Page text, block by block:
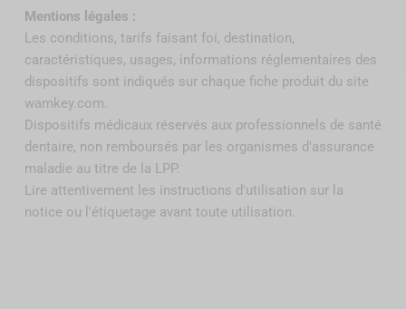
Mentions légales :
Les conditions, tarifs faisant foi, destination,
caractéristiques, usages, informations réglementaires des
dispositifs sont indiqués sur chaque fiche produit du site
wamkey.com.
Dispositifs médicaux réservés aux professionnels de santé
dentaire, non remboursés par les organismes d'assurance
maladie au titre de la LPP.
Lire attentivement les instructions d'utilisation sur la
notice ou l'étiquetage avant toute utilisation.